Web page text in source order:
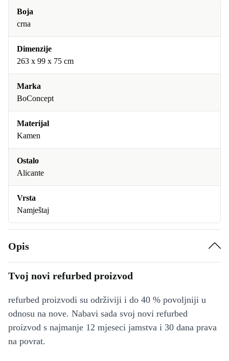
Boja
crna
Dimenzije
263 x 99 x 75 cm
Marka
BoConcept
Materijal
Kamen
Ostalo
Alicante
Vrsta
Namještaj
Opis
Tvoj novi refurbed proizvod
refurbed proizvodi su održiviji i do 40 % povoljniji u
odnosu na nove. Nabavi sada svoj novi refurbed
proizvod s najmanje 12 mjeseci jamstva i 30 dana prava
na povrat.